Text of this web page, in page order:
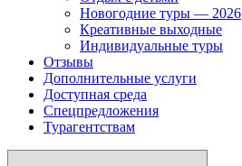
Новогодние туры — 2026
Креативные выходные
Индивидуальные туры
Отзывы
Дополнительные услуги
Доступная среда
Спецпредложения
Турагентствам